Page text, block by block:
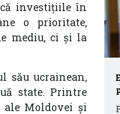
investițiile în
o prioritate,
mediu, ci și la
său ucrainean,
state. Printre
ale Moldovei și